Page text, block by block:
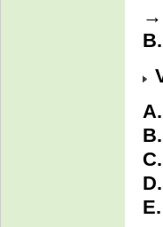
→
B.
A.
B.
C.
D.
E.